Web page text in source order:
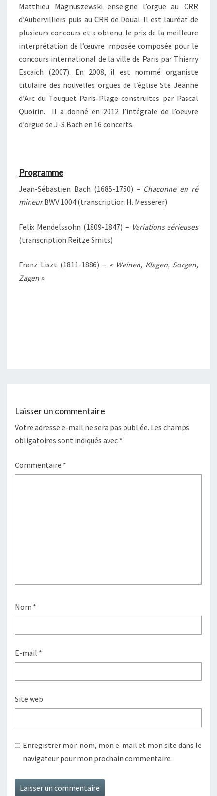
Matthieu Magnuszewski enseigne l’orgue au CRR
d’Aubervilliers puis au CRR de Douai. Il est lauréat de
plusieurs concours et a obtenu le prix de la meilleure
interprétation de l’œuvre imposée composée pour le
concours international de la ville de Paris par Thierry
Escaich (2007). En 2008, il est nommé organiste
titulaire des nouvelles orgues de l’église Ste Jeanne
d’Arc du Touquet Paris-Plage construites par Pascal
Quoirin. Il a donné en 2012 l’intégrale de l’oeuvre
d’orgue de J-S Bach en 16 concerts.
Programme
Jean-Sébastien Bach (1685-1750) – Chaconne en ré
mineurBWV 1004 (transcription H. Messerer)
Felix Mendelssohn (1809-1847) – Variations sérieuses
(transcription Reitze Smits)
Franz Liszt (1811-1886) – « Weinen, Klagen, Sorgen,
Zagen »
Laisser un commentaire
Votre adresse e-mail ne sera pas publiée. Les champs
obligatoires sont indiqués avec *
Commentaire *
Nom *
E-mail *
Site web
Enregistrer mon nom, mon e-mail et mon site dans le
navigateur pour mon prochain commentaire.